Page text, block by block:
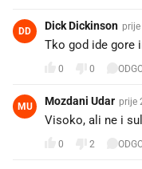
DD Dick Dickinson
Tko god ide gore
0 0
MU Mozdani Udar prije
Visoko, ali ne i
0 2